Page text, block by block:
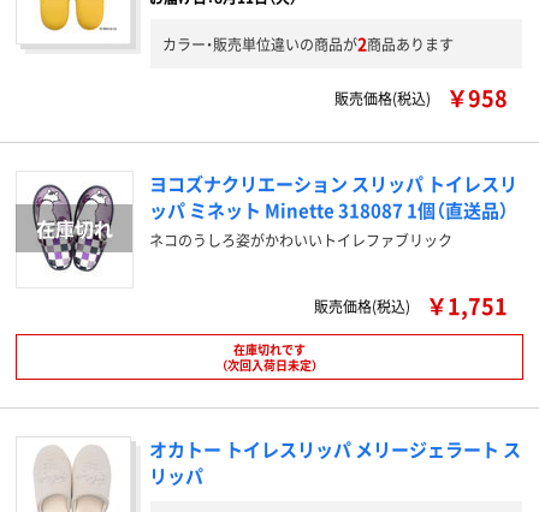
カラー・販売単位違いの商品が2商品あります
販売価格(税込) ￥958
ヨコズナクリエーション スリッパ トイレスリ
ッパ ミネット Minette 318087 1個（直送品）
ネコのうしろ姿がかわいいトイレファブリック
販売価格(税込) ￥1,751
在庫切れです
（次回入荷日未定）
オカトー トイレスリッパ メリージェラート ス
リッパ